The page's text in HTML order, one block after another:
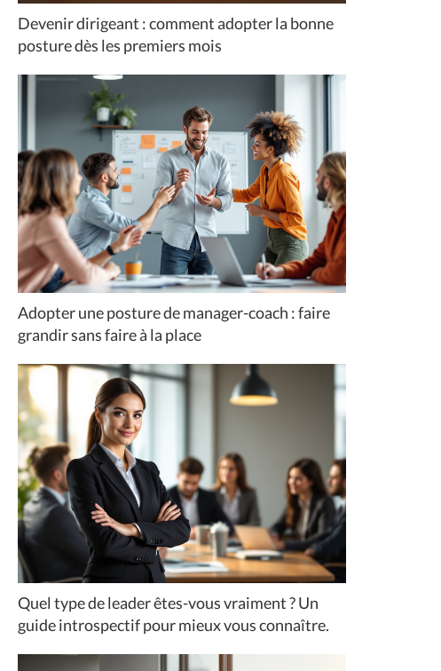
Devenir dirigeant : comment adopter la bonne
posture dès les premiers mois
Adopter une posture de manager-coach : faire
grandir sans faire à la place
Quel type de leader êtes-vous vraiment ? Un
guide introspectif pour mieux vous connaître.